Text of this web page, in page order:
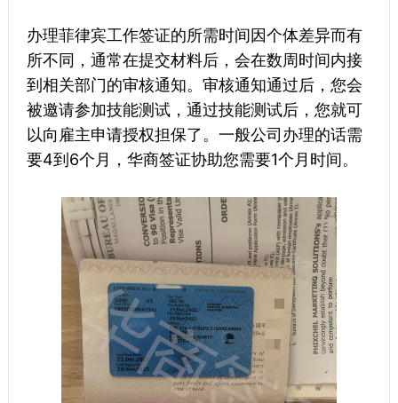
办理菲律宾工作签证的所需时间因个体差异而有
所不同，通常在提交材料后，会在数周时间内接
到相关部门的审核通知。审核通知通过后，您会
被邀请参加技能测试，通过技能测试后，您就可
以向雇主申请授权担保了。一般公司办理的话需
要4到6个月，华商签证协助您需要1个月时间。